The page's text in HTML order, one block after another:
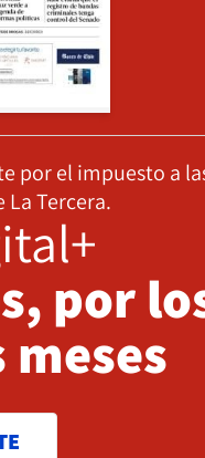
por el impuesto a
La Tercera.
por